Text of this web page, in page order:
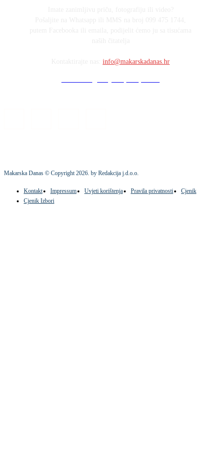
info@makarskadanas.hr
Makarska Danas © Copyright2026. by Redakcija j.d.o.o.
Kontakt Impressum Uvjeti korištenja Pravila privatnosti
Cjenik
Cjenik Izbori